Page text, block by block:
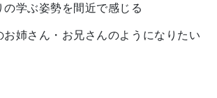
の学ぶ姿勢を間近で感じる
お姉さん・お兄さんのようになりたい